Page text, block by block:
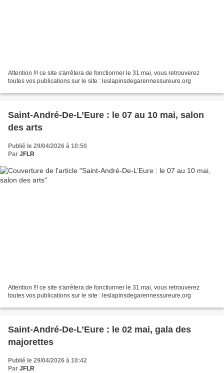
Attention !!! ce site s'arrêtera de fonctionner le 31 mai, vous retrouverez
toutes vos publications sur le site : leslapinsdegarennessureure.org
Saint-André-De-L’Eure : le 07 au 10 mai, salon
des arts
Publié le 29/04/2026 à 10:50
Par JFLR
Attention !!! ce site s'arrêtera de fonctionner le 31 mai, vous retrouverez
toutes vos publications sur le site : leslapinsdegarennessureure.org
Saint-André-De-L’Eure : le 02 mai, gala des
majorettes
Publié le 29/04/2026 à 10:42
Par JFLR